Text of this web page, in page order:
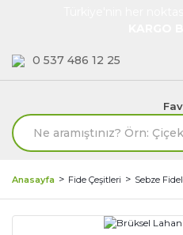
0 537 486 12 25
Anasayfa Fide Çeşitleri Sebze